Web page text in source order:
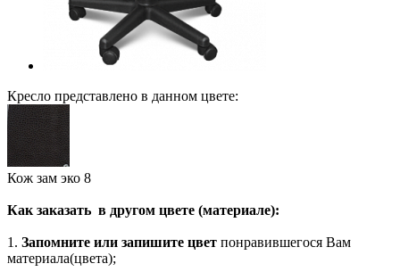
Кресло представлено в данном цвете:
Кож зам эко 8
Как заказать в другом цвете (материале):
1. Запомните или запишите цвет понравившегося Вам
материала(цвета);